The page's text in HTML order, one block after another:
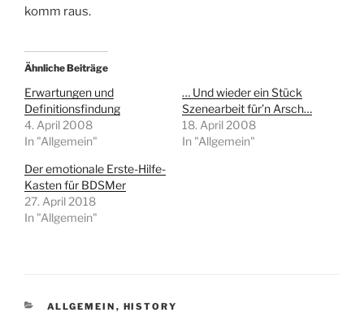
komm raus.
Ähnliche Beiträge
Erwartungen und
Definitionsfindung
4. April 2008
In "Allgemein"
… Und wieder ein Stück
Szenearbeit für’n Arsch…
18. April 2008
In "Allgemein"
Der emotionale Erste-Hilfe-
Kasten für BDSMer
27. April 2018
In "Allgemein"
KATEGORIEN
ALLGEMEIN , HISTORY